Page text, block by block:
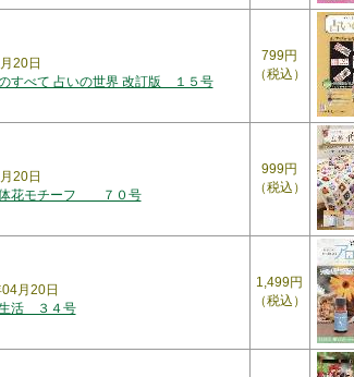
20日
すべて 占いの世界 改訂版 １５号
799円
（税込）
20日
体花モチーフ ７０号
999円
（税込）
月20日
活 ３４号
1,499円
（税込）